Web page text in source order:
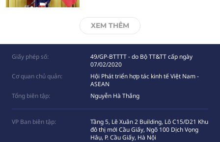
XEM THÊM
Giấy phép số:
49/GP-BTTTT - do Bộ TT&TT cấp ngày
07/02/2020
Cơ quan chủ quản:
Hội Phát triển hợp tác kinh tế Việt Nam -
ASEAN
Tổng biên tập:
Nguyễn Hà Thắng
VP Ban biên tập:
Tầng 5, Lê Xuân 2 Building, Lô C15/D21 Khu
đô thị mới Cầu Giấy, Ngõ 100 Dịch Vọng
Hâụ, P. Cầu Giấy, Hà Nội